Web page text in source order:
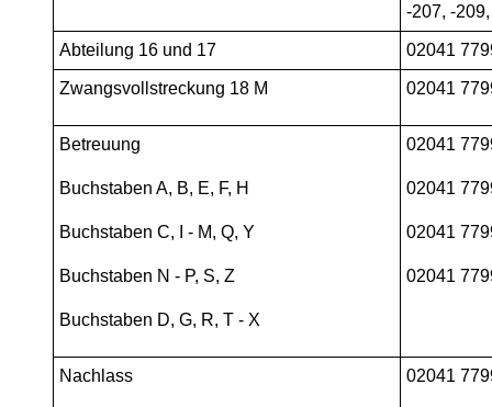
-207, -
Abteilung 16 und 17 02041
Zwangsvollstreckung 18 M 02041
Betreuung
Buchstaben A, B, E, F, H
Buchstaben C, I - M, Q, Y
Buchstaben N - P, S, Z
Buchstaben D, G, R, T - X
02041
02041
02041
02041
Nachlass 02041